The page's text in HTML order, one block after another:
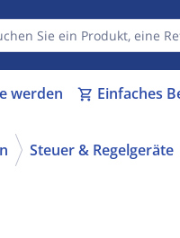
werden shopping_cart Einfaches
Steuer & Regelgeräte